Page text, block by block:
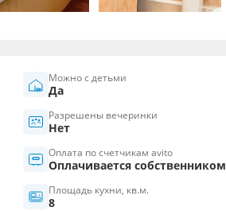
Можно с детьми
Да
Разрешены вечеринки
Нет
Оплата по счетчикам avito
Оплачивается собственником
Площадь кухни, кв.м.
8